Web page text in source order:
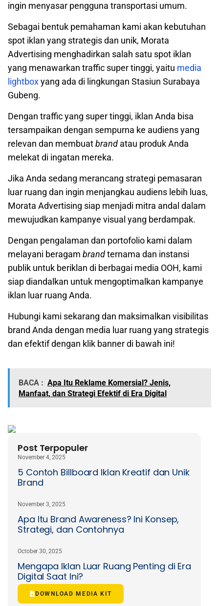
ingin menyasar pengguna transportasi umum.
Sebagai bentuk pemahaman kami akan kebutuhan
spot iklan yang strategis dan unik, Morata
Advertising menghadirkan salah satu spot iklan
yang menawarkan traffic super tinggi, yaitu media
lightboxyang ada di lingkungan Stasiun Surabaya
Gubeng.
Dengan traffic yang super tinggi, iklan Anda bisa
tersampaikan dengan sempurna ke audiens yang
relevan dan membuatbrand atau produk Anda
melekat di ingatan mereka.
Jika Anda sedang merancang strategi pemasaran
luar ruang dan ingin menjangkau audiens lebih luas,
Morata Advertising siap menjadi mitra andal dalam
mewujudkan kampanye visual yang berdampak.
Dengan pengalaman dan portofolio kami dalam
melayani beragam brandternama dan instansi
publik untuk beriklan di berbagai media OOH, kami
siap diandalkan untuk mengoptimalkan kampanye
iklan luar ruang Anda.
Hubungi kami sekarang dan maksimalkan visibilitas
brand Anda dengan media luar ruang yang strategis
dan efektif dengan klik banner di bawah ini!
BACA : Apa Itu Reklame Komersial? Jenis,
Manfaat, dan Strategi Efektif di Era Digital
Post Terpopuler
5 Contoh Billboard Iklan Kreatif dan Unik
Brand
November 4, 2025
Apa Itu Brand Awareness? Ini Konsep,
Strategi, dan Contohnya
November 3, 2025
Mengapa Iklan Luar Ruang Penting di Era
Digital Saat Ini?
October 30, 2025
DOWNLOAD MEDIA KIT